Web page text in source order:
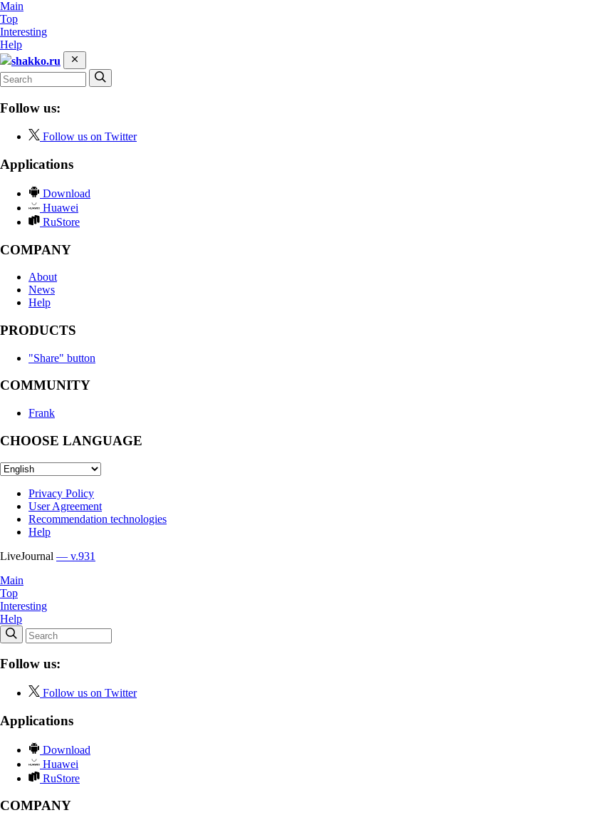
Main
Top
Interesting
Help
shakko.ru
Follow us:
Follow us on Twitter
Applications
Download
Huawei
RuStore
COMPANY
About
News
Help
PRODUCTS
"Share" button
COMMUNITY
Frank
CHOOSE LANGUAGE
Privacy Policy
User Agreement
Recommendation technologies
Help
LiveJournal — v.931
Main
Top
Interesting
Help
Follow us:
Follow us on Twitter
Applications
Download
Huawei
RuStore
COMPANY